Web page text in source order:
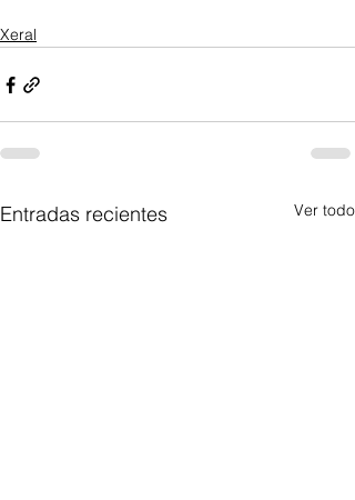
Xeral
Entradas recientes Ver todo